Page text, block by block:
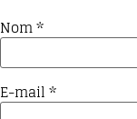
Nom*
E-mail*